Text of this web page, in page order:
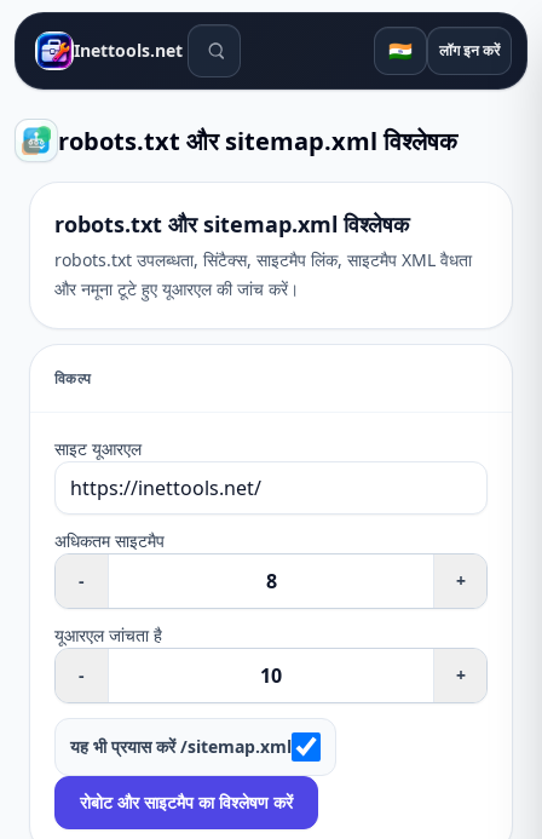
Inettools.net खोज उपकरण 🇮🇳 लॉग इन करें
robots.txt और sitemap.xml विश्लेषक
robots.txt और sitemap.xml विश्लेषक
robots.txt उपलब्धता, सिंटैक्स, साइटमैप लिंक, साइटमैप XML वैधता
और नमूना टूटे हुए यूआरएल की जांच करें।
विकल्प
साइट यूआरएल
अधिकतम साइटमैप
-
+
यूआरएल जांचता है
-
+
यह भी प्रयास करें /sitemap.xml
रोबोट और साइटमैप का विश्लेषण करें